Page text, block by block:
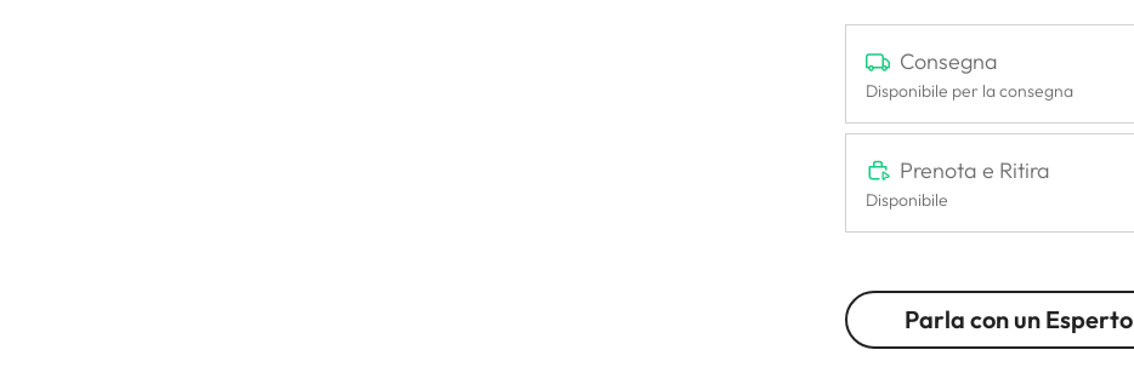
Consegna
Disponibile per la consegna
Prenota e Ritira
Disponibile
Parla con un Esperto